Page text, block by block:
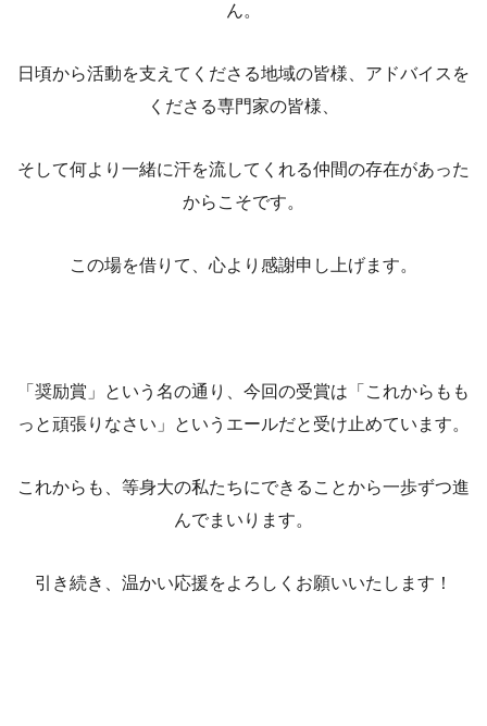
ん。
日頃から活動を支えてくださる地域の皆様、アドバイスを
くださる専門家の皆様、
そして何より一緒に汗を流してくれる仲間の存在があった
からこそです。
この場を借りて、心より感謝申し上げます。
「奨励賞」という名の通り、今回の受賞は「これからもも
っと頑張りなさい」というエールだと受け止めています。
これからも、等身大の私たちにできることから一歩ずつ進
んでまいります。
引き続き、温かい応援をよろしくお願いいたします！